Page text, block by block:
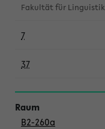
Fakultät für
7
37
B2-260a